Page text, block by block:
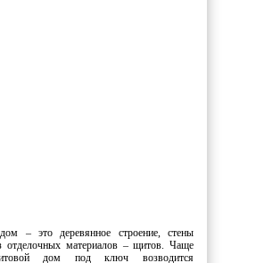
дом – это деревянное строение, стены
отделочных материалов – щитов. Чаще
щитовой дом под ключ возводится